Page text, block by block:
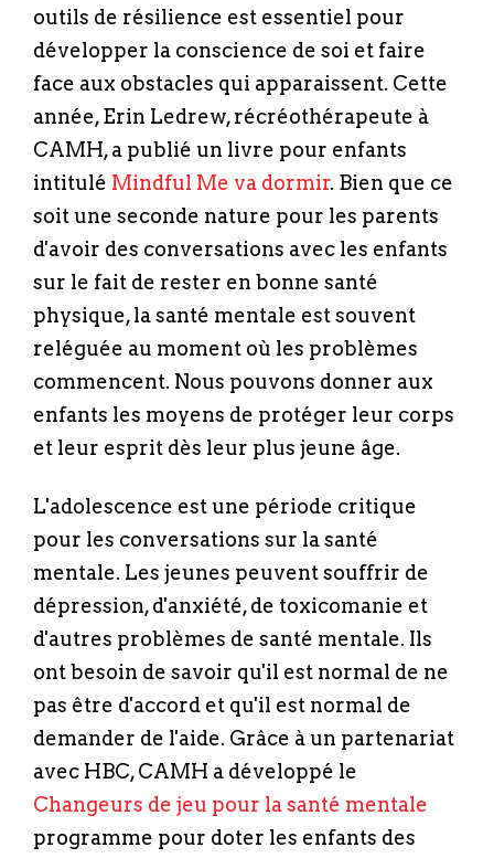
outils de résilience est essentiel pour
développer la conscience de soi et faire
face aux obstacles qui apparaissent. Cette
année, Erin Ledrew, récréothérapeute à
CAMH, a publié un livre pour enfants
intitulé Mindful Me va dormir. Bien que ce
soit une seconde nature pour les parents
d'avoir des conversations avec les enfants
sur le fait de rester en bonne santé
physique, la santé mentale est souvent
reléguée au moment où les problèmes
commencent. Nous pouvons donner aux
enfants les moyens de protéger leur corps
et leur esprit dès leur plus jeune âge.
L'adolescence est une période critique
pour les conversations sur la santé
mentale. Les jeunes peuvent souffrir de
dépression, d'anxiété, de toxicomanie et
d'autres problèmes de santé mentale. Ils
ont besoin de savoir qu'il est normal de ne
pas être d'accord et qu'il est normal de
demander de l'aide. Grâce à un partenariat
avec HBC, CAMH a développé le
Changeurs de jeu pour la santé mentale
programme pour doter les enfants des